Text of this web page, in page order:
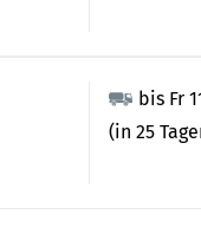
bis Fr
(in 25